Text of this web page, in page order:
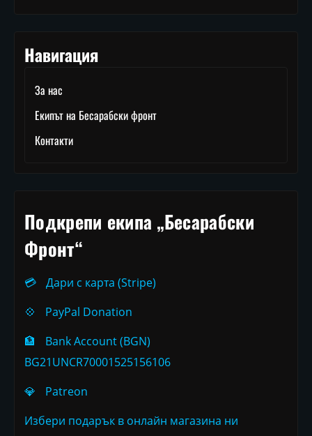
Навигация
За нас
Екипът на Бесарабски фронт
Контакти
Подкрепи екипа „Бесарабски
Фронт“
💳
Дари с карта (Stripe)
💠
PayPal Donation
🏦
Bank Account (BGN)
BG21UNCR70001525156106
💎
Patreon
Избери подарък в онлайн магазина ни